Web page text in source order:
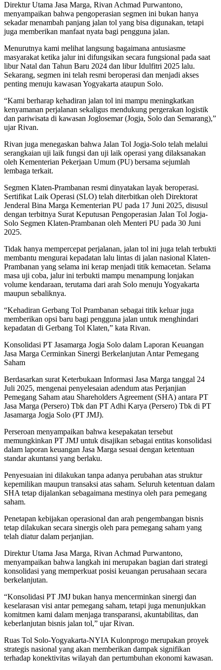
Direktur Utama Jasa Marga, Rivan Achmad Purwantono,
menyampaikan bahwa pengoperasian segmen ini bukan hanya
sekadar menambah panjang jalan tol yang bisa digunakan, tetapi
juga memberikan manfaat nyata bagi pengguna jalan.
Menurutnya kami melihat langsung bagaimana antusiasme
masyarakat ketika jalur ini difungsikan secara fungsional pada saat
libur Natal dan Tahun Baru 2024 dan libur Idulfitri 2025 lalu.
Sekarang, segmen ini telah resmi beroperasi dan menjadi akses
penting menuju kawasan Yogyakarta ataupun Solo.
“Kami berharap kehadiran jalan tol ini mampu meningkatkan
kenyamanan perjalanan sekaligus mendukung pergerakan logistik
dan pariwisata di kawasan Joglosemar (Jogja, Solo dan Semarang),”
ujar Rivan.
Rivan juga menegaskan bahwa Jalan Tol Jogja-Solo telah melalui
serangkaian uji laik fungsi dan uji laik operasi yang dilaksanakan
oleh Kementerian Pekerjaan Umum (PU) bersama sejumlah
lembaga terkait.
Segmen Klaten-Prambanan resmi dinyatakan layak beroperasi.
Sertifikat Laik Operasi (SLO) telah diterbitkan oleh Direktorat
Jenderal Bina Marga Kementerian PU pada 17 Juni 2025, disusul
dengan terbitnya Surat Keputusan Pengoperasian Jalan Tol Jogja-
Solo Segmen Klaten-Prambanan oleh Menteri PU pada 30 Juni
2025.
Tidak hanya mempercepat perjalanan, jalan tol ini juga telah terbukti
membantu mengurai kepadatan lalu lintas di jalan nasional Klaten-
Prambanan yang selama ini kerap menjadi titik kemacetan. Selama
masa uji coba, jalur ini terbukti mampu menampung lonjakan
volume kendaraan, terutama dari arah Solo menuju Yogyakarta
maupun sebaliknya.
“Kehadiran Gerbang Tol Prambanan sebagai titik keluar juga
memberikan opsi baru bagi pengguna jalan untuk menghindari
kepadatan di Gerbang Tol Klaten,” kata Rivan.
Konsolidasi PT Jasamarga Jogja Solo dalam Laporan Keuangan
Jasa Marga Cerminkan Sinergi Berkelanjutan Antar Pemegang
Saham
Berdasarkan surat Keterbukaan Informasi Jasa Marga tanggal 24
Juli 2025, mengenai penyelesaian adendum atas Perjanjian
Pemegang Saham atau Shareholders Agreement (SHA) antara PT
Jasa Marga (Persero) Tbk dan PT Adhi Karya (Persero) Tbk di PT
Jasamarga Jogja Solo (PT JMJ).
Perseroan menyampaikan bahwa kesepakatan tersebut
memungkinkan PT JMJ untuk disajikan sebagai entitas konsolidasi
dalam laporan keuangan Jasa Marga sesuai dengan ketentuan
standar akuntansi yang berlaku.
Penyesuaian ini dilakukan tanpa adanya perubahan atas struktur
kepemilikan maupun transaksi atas saham. Seluruh ketentuan dalam
SHA tetap dijalankan sebagaimana mestinya oleh para pemegang
saham.
Penetapan kebijakan operasional dan arah pengembangan bisnis
tetap dilakukan secara sinergis oleh para pemegang saham yang
telah diatur dalam perjanjian.
Direktur Utama Jasa Marga, Rivan Achmad Purwantono,
menyampaikan bahwa langkah ini merupakan bagian dari strategi
konsolidasi yang memperkuat posisi keuangan perusahaan secara
berkelanjutan.
“Konsolidasi PT JMJ bukan hanya mencerminkan sinergi dan
keselarasan visi antar pemegang saham, tetapi juga menunjukkan
komitmen kami dalam menjaga transparansi, akuntabilitas, dan
keberlanjutan bisnis jalan tol,” ujar Rivan.
Ruas Tol Solo-Yogyakarta-NYIA Kulonprogo merupakan proyek
strategis nasional yang akan memberikan dampak signifikan
terhadap konektivitas wilayah dan pertumbuhan ekonomi kawasan.